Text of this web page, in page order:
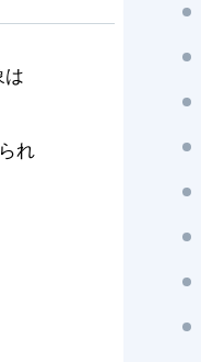
は
れ